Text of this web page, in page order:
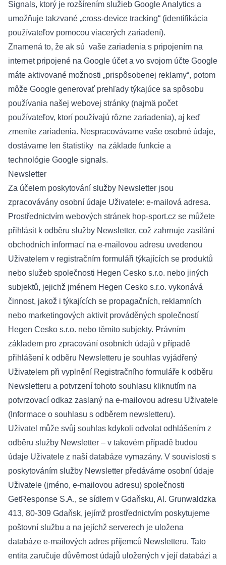
Signals, ktorý je rozšírením služieb Google Analytics a
umožňuje takzvané „cross-device tracking“ (identifikácia
používateľov pomocou viacerých zariadení).
Znamená to, že ak sú vaše zariadenia s pripojením na
internet pripojené na Google účet a vo svojom účte Google
máte aktivované možnosti „prispôsobenej reklamy“, potom
môže Google generovať prehľady týkajúce sa spôsobu
používania našej webovej stránky (najmä počet
používateľov, ktorí používajú rôzne zariadenia), aj keď
zmeníte zariadenia. Nespracovávame vaše osobné údaje,
dostávame len štatistiky na základe funkcie a
technológie Google signals.
Newsletter
Za účelem poskytování služby Newsletter jsou
zpracovávány osobní údaje Uživatele: e-mailová adresa.
Prostřednictvím webových stránek hop-sport.cz se můžete
přihlásit k odběru služby Newsletter, což zahrnuje zasílání
obchodních informací na e-mailovou adresu uvedenou
Uživatelem v registračním formuláři týkajících se produktů
nebo služeb společnosti Hegen Cesko s.r.o. nebo jiných
subjektů, jejichž jménem Hegen Cesko s.r.o. vykonává
činnost, jakož i týkajících se propagačních, reklamních
nebo marketingových aktivit prováděných společností
Hegen Cesko s.r.o. nebo těmito subjekty. Právním
základem pro zpracování osobních údajů v případě
přihlášení k odběru Newsletteru je souhlas vyjádřený
Uživatelem při vyplnění Registračního formuláře k odběru
Newsletteru a potvrzení tohoto souhlasu kliknutím na
potvrzovací odkaz zaslaný na e-mailovou adresu Uživatele
( Informace o souhlasu s odběrem newsletteru).
Uživatel může svůj souhlas kdykoli odvolat odhlášením z
odběru služby Newsletter – v takovém případě budou
údaje Uživatele z naší databáze vymazány. V souvislosti s
poskytováním služby Newsletter předáváme osobní údaje
Uživatele (jméno, e-mailovou adresu) společnosti
GetResponse S.A., se sídlem v Gdaňsku, Al. Grunwaldzka
413, 80-309 Gdaňsk, jejímž prostřednictvím poskytujeme
poštovní službu a na jejíchž serverech je uložena
databáze e-mailových adres příjemců Newsletteru. Tato
entita zaručuje důvěrnost údajů uložených v její databázi a